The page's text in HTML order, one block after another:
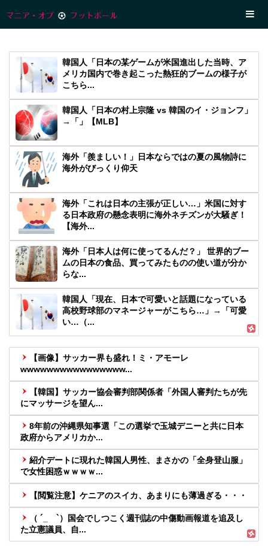
韓国人「日本の某ゲームが米国進出した当時、ア
メリカ国内で巻き起こった熱狂的ブームの様子が
こちら...
韓国人「日本の村上宗隆 vs 韓国のイ・ジョンフ」
→「」【MLB】
海外「羨ましい！」日本ならではの夏の風物詩に
海外がびっくり仰天
海外「これは日本の主張が正しい…」米国に対す
る日本政府の懸念表明に海外ネチズンが大騒ぎ！
【海外...
海外「日本人は何に使ってるんだ？」 世界的ブー
ムの日本の食品、買ってみたものの使い道が分か
らな...
韓国人「現在、日本で可愛いと話題になっている
高校野球部のマネージャーがこちら…」→「可愛
い…（...
【画像】サッカー界も盛れ！ミ・アモーレ
wwwwwwwwwwwwwwww...
【韓国】サッカー協会審判部関係者「外国人審判たちが先
にマッサージを望ん...
8年前の沖縄県知事選「この選挙で玉城デニーと共に日本
政府からアメリカか...
紹介デートに現れた韓国人男性、まさかの「全身登山服」
で女性困惑ｗｗｗｗ...
【閲覧注意】ケニアのスイカ、あまりにも薄過ぎる・・・
（ ´_ゝ`）国会でしつこく週刊誌の中傷動画報道を追及し
た立憲議員、自...